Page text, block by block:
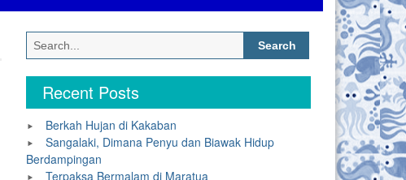
Search
for:
Recent Posts
Berkah Hujan di Kakaban
Sangalaki, Dimana Penyu dan Biawak Hidup
Berdampingan
Terpaksa Bermalam di Maratua